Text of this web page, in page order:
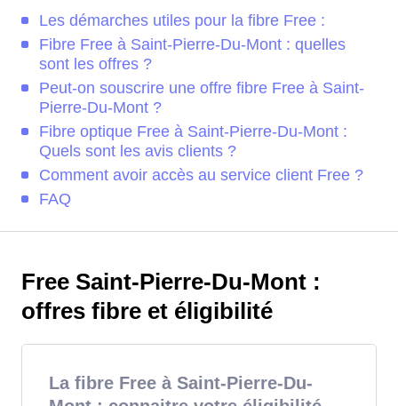
Les démarches utiles pour la fibre Free :
Fibre Free à Saint-Pierre-Du-Mont : quelles
sont les offres ?
Peut-on souscrire une offre fibre Free à Saint-
Pierre-Du-Mont ?
Fibre optique Free à Saint-Pierre-Du-Mont :
Quels sont les avis clients ?
Comment avoir accès au service client Free ?
FAQ
Free Saint-Pierre-Du-Mont :
offres fibre et éligibilité
La fibre Free à Saint-Pierre-Du-